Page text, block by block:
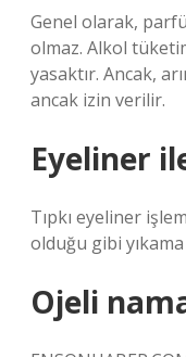
Genel olarak,
olmaz. Alkol
yasaktır. Ancak,
ancak izin verilir.
Eyeliner
Tıpkı eyeliner
olduğu gibi
Ojeli